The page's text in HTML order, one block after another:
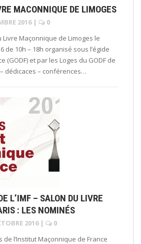
MACONNIQUE DE LIMOGES
2016 |
0
Livre Maçonnique de Limoges le
de 10h – 18h organisé sous l’égide
(GODF) et par les Loges du GODF de
dédicaces – conférences…
L’IMF – SALON DU LIVRE
: LES NOMINÉS
2016 |
0
de l’Institut Maçonnique de France